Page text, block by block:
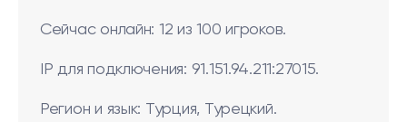
Сейчас онлайн: 12 из 100 игроков.
IP для подключения: 91.151.94.211:27015.
Регион и язык: Турция, Турецкий.